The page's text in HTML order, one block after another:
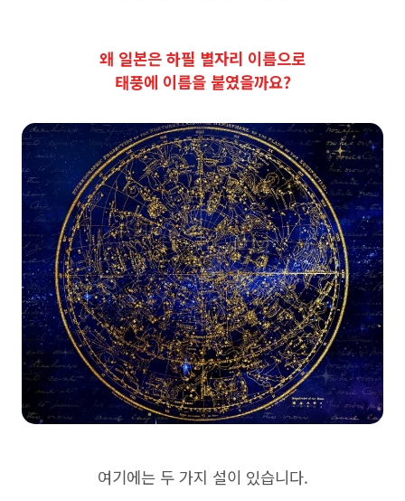
왜 일본은 하필 별자리 이름으로
태풍에 이름을 붙였을까요?
여기에는 두 가지 설이 있습니다.